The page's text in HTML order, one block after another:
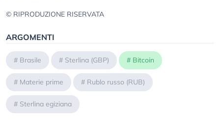
© RIPRODUZIONE RISERVATA
ARGOMENTI
# Brasile # Sterlina (GBP) # Bitcoin
# Materie prime # Rublo russo (RUB)
# Sterlina egiziana